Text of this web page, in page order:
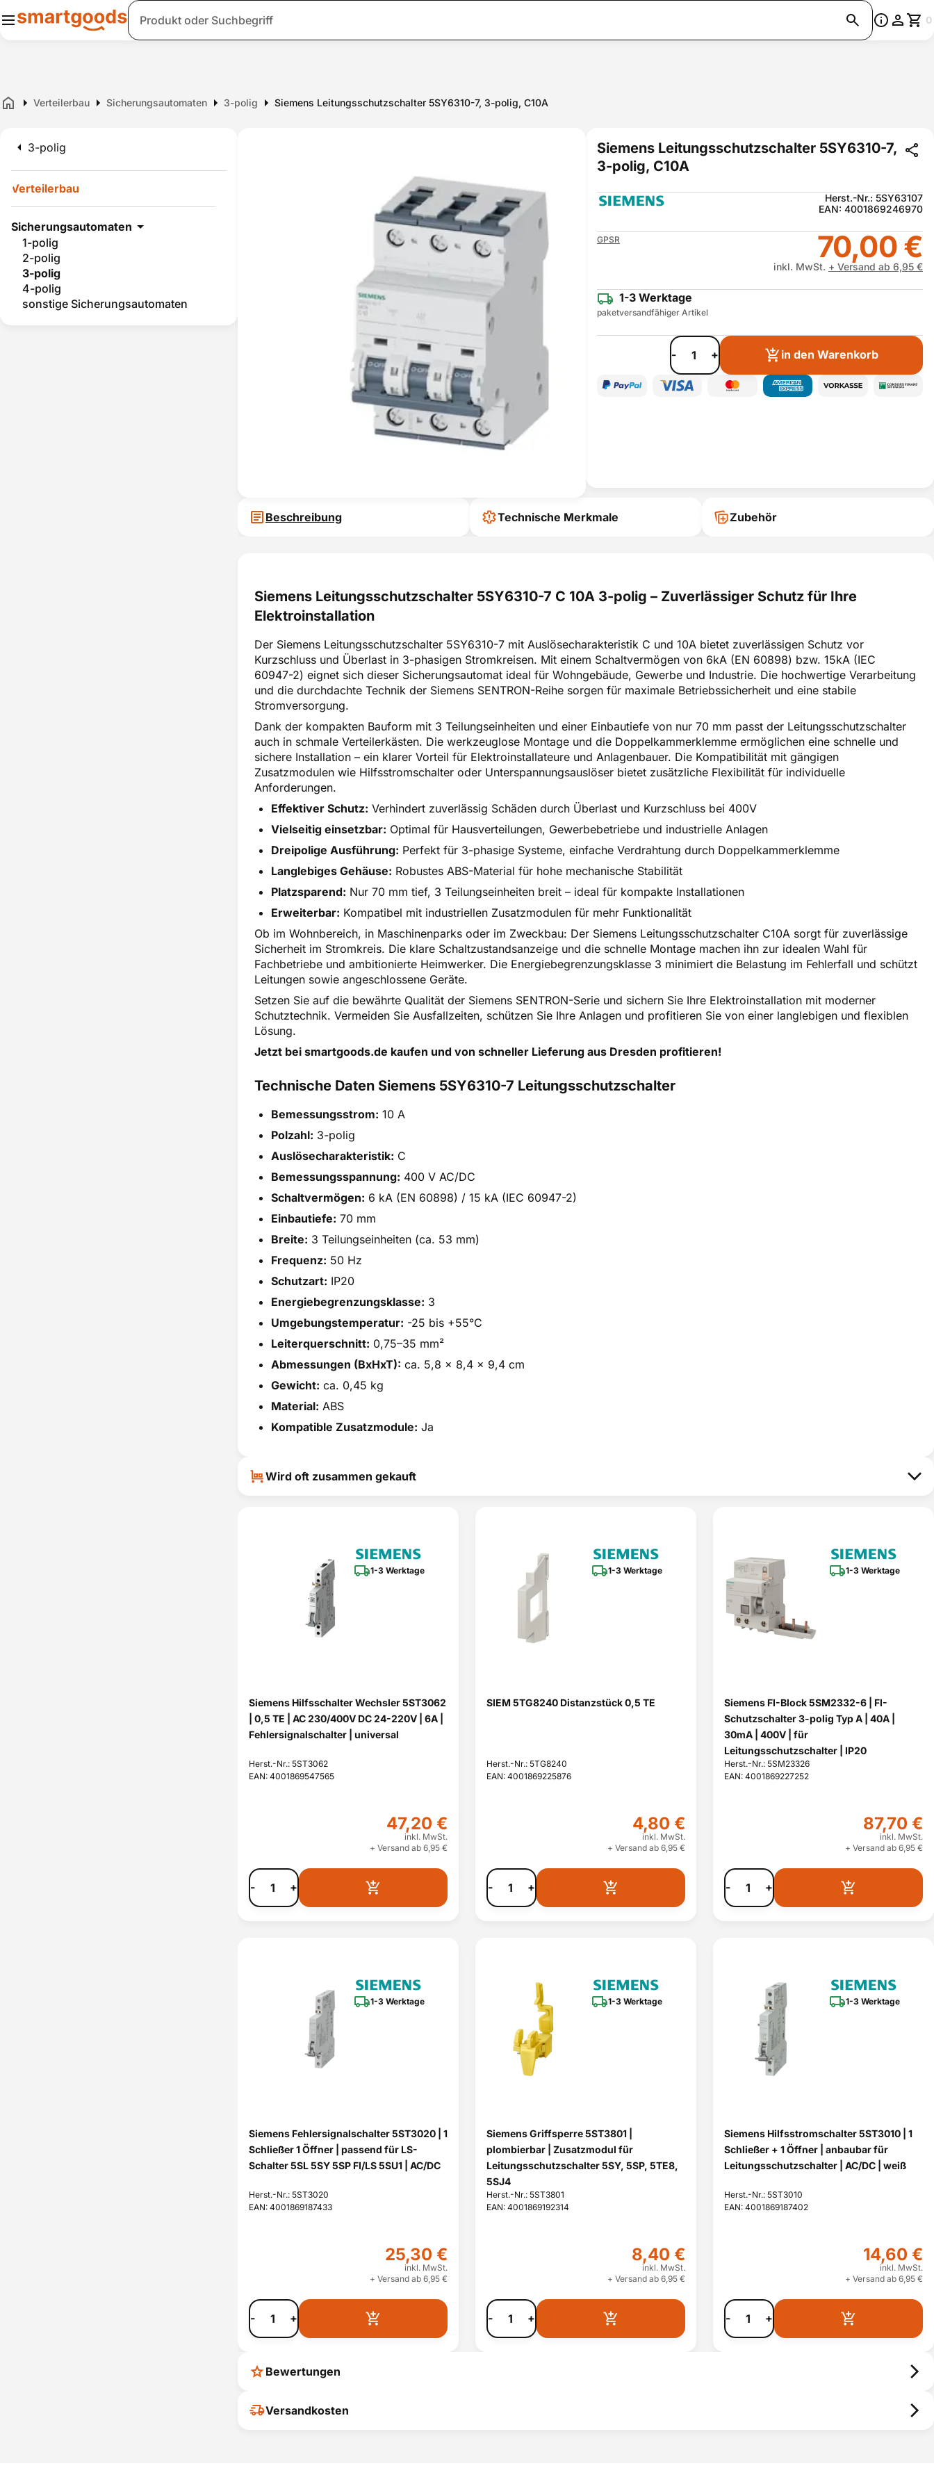
Suche 0
Home Verteilerbau Sicherungsautomaten 3-polig Siemens Leitungsschutzschalter 5SY6310-7, 3-polig, C10A
3-polig
Verteilerbau
Sicherungsautomaten
1-polig
2-polig
3-polig
4-polig
sonstige Sicherungsautomaten
Siemens Leitungsschutzschalter 5SY6310-7,
3-polig, C10A
Herst.-Nr.: 5SY63107
EAN: 4001869246970
GPSR 70,00 €
inkl. MwSt. + Versand ab 6,95 €
1-3 Werktage
paketversandfähiger Artikel
- + in den Warenkorb
Beschreibung Technische Merkmale Zubehör
Siemens Leitungsschutzschalter 5SY6310-7 C 10A 3-polig – Zuverlässiger Schutz für Ihre
Elektroinstallation
Der Siemens Leitungsschutzschalter 5SY6310-7 mit Auslösecharakteristik C und 10A bietet zuverlässigen Schutz vor
Kurzschluss und Überlast in 3-phasigen Stromkreisen. Mit einem Schaltvermögen von 6kA (EN 60898) bzw. 15kA (IEC
60947-2) eignet sich dieser Sicherungsautomat ideal für Wohngebäude, Gewerbe und Industrie. Die hochwertige Verarbeitung
und die durchdachte Technik der Siemens SENTRON-Reihe sorgen für maximale Betriebssicherheit und eine stabile
Stromversorgung.
Dank der kompakten Bauform mit 3 Teilungseinheiten und einer Einbautiefe von nur 70 mm passt der Leitungsschutzschalter
auch in schmale Verteilerkästen. Die werkzeuglose Montage und die Doppelkammerklemme ermöglichen eine schnelle und
sichere Installation – ein klarer Vorteil für Elektroinstallateure und Anlagenbauer. Die Kompatibilität mit gängigen
Zusatzmodulen wie Hilfsstromschalter oder Unterspannungsauslöser bietet zusätzliche Flexibilität für individuelle
Anforderungen.
Effektiver Schutz: Verhindert zuverlässig Schäden durch Überlast und Kurzschluss bei 400V
Vielseitig einsetzbar: Optimal für Hausverteilungen, Gewerbebetriebe und industrielle Anlagen
Dreipolige Ausführung: Perfekt für 3-phasige Systeme, einfache Verdrahtung durch Doppelkammerklemme
Langlebiges Gehäuse: Robustes ABS-Material für hohe mechanische Stabilität
Platzsparend: Nur 70 mm tief, 3 Teilungseinheiten breit – ideal für kompakte Installationen
Erweiterbar: Kompatibel mit industriellen Zusatzmodulen für mehr Funktionalität
Ob im Wohnbereich, in Maschinenparks oder im Zweckbau: Der Siemens Leitungsschutzschalter C10A sorgt für zuverlässige
Sicherheit im Stromkreis. Die klare Schaltzustandsanzeige und die schnelle Montage machen ihn zur idealen Wahl für
Fachbetriebe und ambitionierte Heimwerker. Die Energiebegrenzungsklasse 3 minimiert die Belastung im Fehlerfall und schützt
Leitungen sowie angeschlossene Geräte.
Setzen Sie auf die bewährte Qualität der Siemens SENTRON-Serie und sichern Sie Ihre Elektroinstallation mit moderner
Schutztechnik. Vermeiden Sie Ausfallzeiten, schützen Sie Ihre Anlagen und profitieren Sie von einer langlebigen und flexiblen
Lösung.
Jetzt bei smartgoods.de kaufen und von schneller Lieferung aus Dresden profitieren!
Technische Daten Siemens 5SY6310-7 Leitungsschutzschalter
Bemessungsstrom: 10 A
Polzahl: 3-polig
Auslösecharakteristik: C
Bemessungsspannung: 400 V AC/DC
Schaltvermögen: 6 kA (EN 60898) / 15 kA (IEC 60947-2)
Einbautiefe: 70 mm
Breite: 3 Teilungseinheiten (ca. 53 mm)
Frequenz: 50 Hz
Schutzart: IP20
Energiebegrenzungsklasse: 3
Umgebungstemperatur: -25 bis +55°C
Leiterquerschnitt: 0,75–35 mm²
Abmessungen (BxHxT): ca. 5,8 x 8,4 x 9,4 cm
Gewicht: ca. 0,45 kg
Material: ABS
Kompatible Zusatzmodule: Ja
Wird oft zusammen gekauft
1-3 Werktage
Siemens Hilfsschalter Wechsler 5ST3062
| 0,5 TE | AC 230/400V DC 24-220V | 6A |
Fehlersignalschalter | universal
Herst.-Nr.: 5ST3062
EAN: 4001869547565
47,20 €
inkl. MwSt.
+ Versand ab 6,95 €
- +
1-3 Werktage
SIEM 5TG8240 Distanzstück 0,5 TE
Herst.-Nr.: 5TG8240
EAN: 4001869225876
4,80 €
inkl. MwSt.
+ Versand ab 6,95 €
- +
1-3 Werktage
Siemens FI-Block 5SM2332-6 | FI-
Schutzschalter 3-polig Typ A | 40A |
30mA | 400V | für
Leitungsschutzschalter | IP20
Herst.-Nr.: 5SM23326
EAN: 4001869227252
87,70 €
inkl. MwSt.
+ Versand ab 6,95 €
- +
1-3 Werktage
Siemens Fehlersignalschalter 5ST3020 | 1
Schließer 1 Öffner | passend für LS-
Schalter 5SL 5SY 5SP FI/LS 5SU1 | AC/DC
Herst.-Nr.: 5ST3020
EAN: 4001869187433
25,30 €
inkl. MwSt.
+ Versand ab 6,95 €
- +
1-3 Werktage
Siemens Griffsperre 5ST3801 |
plombierbar | Zusatzmodul für
Leitungsschutzschalter 5SY, 5SP, 5TE8,
5SJ4
Herst.-Nr.: 5ST3801
EAN: 4001869192314
8,40 €
inkl. MwSt.
+ Versand ab 6,95 €
- +
1-3 Werktage
Siemens Hilfsstromschalter 5ST3010 | 1
Schließer + 1 Öffner | anbaubar für
Leitungsschutzschalter | AC/DC | weiß
Herst.-Nr.: 5ST3010
EAN: 4001869187402
14,60 €
inkl. MwSt.
+ Versand ab 6,95 €
- +
Bewertungen
Ihr Feedback hilft uns, uns ständig zu
Versandkosten